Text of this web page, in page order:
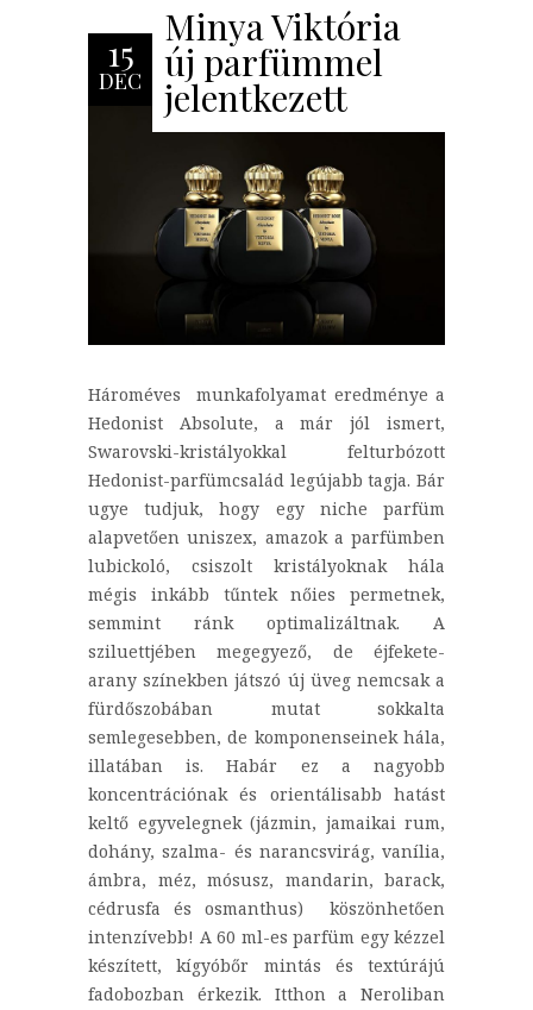
15
DEC
Minya Viktória
új parfümmel
jelentkezett
Hároméves munkafolyamat eredménye a
Hedonist Absolute, a már jól ismert,
Swarovski-kristályokkal felturbózott
Hedonist-parfümcsalád legújabb tagja. Bár
ugye tudjuk, hogy egy niche parfüm
alapvetően uniszex, amazok a parfümben
lubickoló, csiszolt kristályoknak hála
mégis inkább tűntek nőies permetnek,
semmint ránk optimalizáltnak. A
sziluettjében megegyező, de éjfekete-
arany színekben játszó új üveg nemcsak a
fürdőszobában mutat sokkalta
semlegesebben, de komponenseinek hála,
illatában is. Habár ez a nagyobb
koncentrációnak és orientálisabb hatást
keltő egyvelegnek (jázmin, jamaikai rum,
dohány, szalma- és narancsvirág, vanília,
ámbra, méz, mósusz, mandarin, barack,
cédrusfa és osmanthus) köszönhetően
intenzívebb! A 60 ml-es parfüm egy kézzel
készített, kígyóbőr mintás és textúrájú
fadobozban érkezik. Itthon a Neroliban